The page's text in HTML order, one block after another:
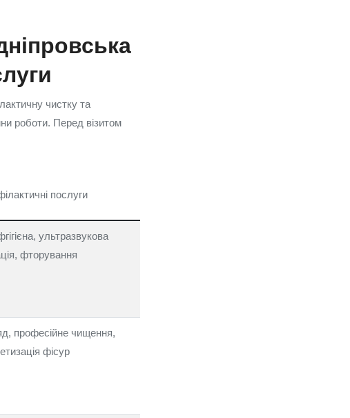
чистку та
роботи. Перед візитом
послуги
ультразвукова
фторування
професійне чищення,
фісур